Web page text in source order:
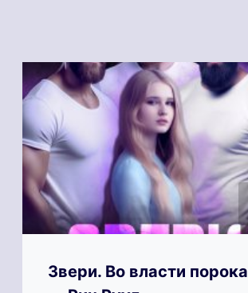
Звери. Во власти порока